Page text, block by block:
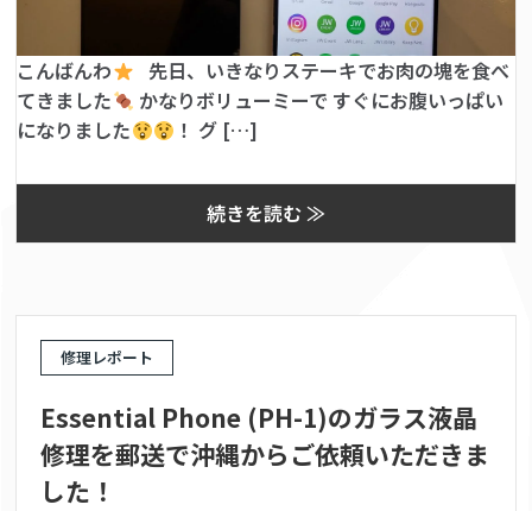
こんばんわ
先日、いきなりステーキでお肉の塊を食べ
てきました
かなりボリューミーで すぐにお腹いっぱい
になりました
！ グ […]
続きを読む ≫
修理レポート
Essential Phone (PH-1)のガラス液晶
修理を郵送で沖縄からご依頼いただきま
した！